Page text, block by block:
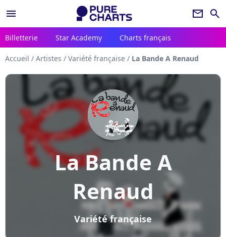
menu newsletter search
Billetterie Star Academy Charts français
Accueil / Artistes / Variété française / La Bande A Renaud
La Bande A
Renaud
Variété française